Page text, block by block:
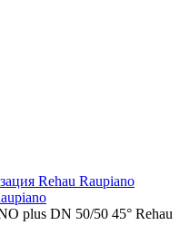
Rehau Raupiano
plus DN 50/50 45° Rehau